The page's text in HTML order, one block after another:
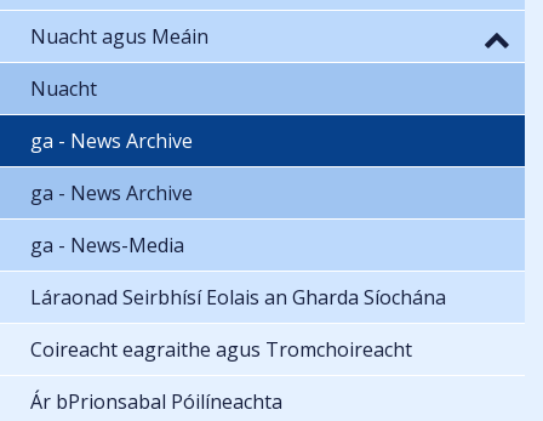
Nuacht agus Meáin
Nuacht
ga - News Archive
ga - News Archive
ga - News-Media
Láraonad Seirbhísí Eolais an Gharda Síochána
Coireacht eagraithe agus Tromchoireacht
Ár bPrionsabal Póilíneachta